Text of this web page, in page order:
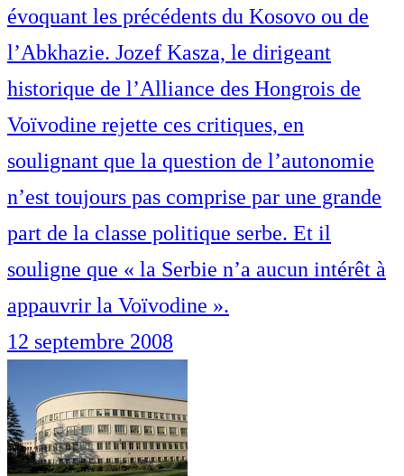
évoquant les précédents du Kosovo ou de
l’Abkhazie. Jozef Kasza, le dirigeant
historique de l’Alliance des Hongrois de
Voïvodine rejette ces critiques, en
soulignant que la question de l’autonomie
n’est toujours pas comprise par une grande
part de la classe politique serbe. Et il
souligne que « la Serbie n’a aucun intérêt à
appauvrir la Voïvodine ».
12 septembre 2008